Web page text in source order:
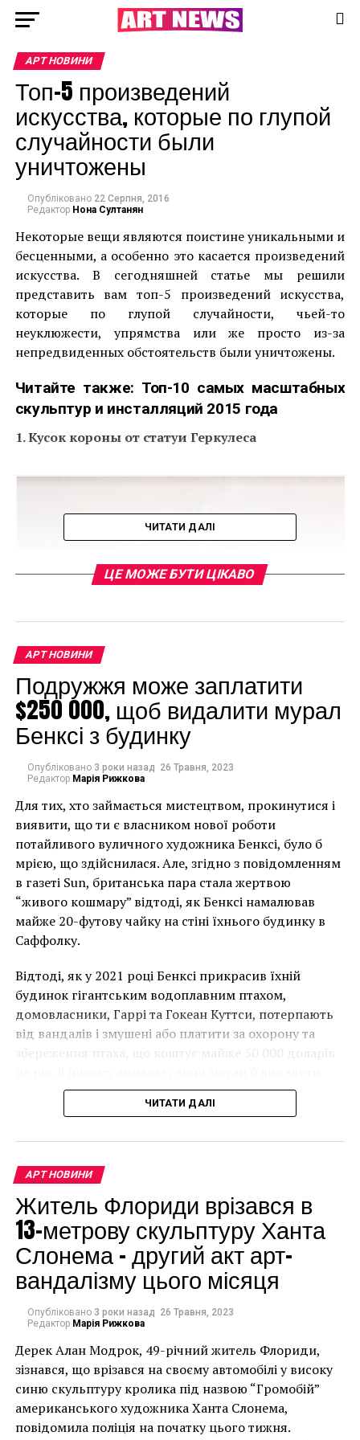
АРТ НОВИНИ
Топ-5 произведений
искусства, которые по глупой
случайности были
уничтожены
Опубліковано 22 Серпня, 2016
Редактор Нона Султанян
Некоторые вещи являются поистине уникальными и
бесценными, а особенно это касается произведений
искусства. В сегодняшней статье мы решили
представить вам топ-5 произведений искусства,
которые по глупой случайности, чьей-то
неуклюжести, упрямства или же просто из-за
непредвиденных обстоятельств были уничтожены.
Читайте также: Топ-10 самых масштабных
скульптур и инсталляций 2015 года
1. Кусок короны от статуи Геркулеса
Римская мифология говорит, что Геркулес был
непобедимым и бесстрашным, но, увы, эти свойства
не передались его скульптурам. Так, двое туристов
во время похода во дворец Лоджия Деи Милити
навредили 300-летней «статуе двух Геркулесов».
Сообщается, что молодые люди просто хотели
сделать селфи, но вместо этого им было
предъявлено обвинение в вандализме.
2. Всеразрушающее селфи с королем
Недавно мы писали о том, что126-летняя статуя
стала жертвой селфи. 24-летний парень решил
удивить друзей оригинальным селфи со статуей
Португалии. Но он даже представить не мог, к чему
это может привести, так как статуя опрокинулась на
Турист сильно испугался и даже попробовал
сбежать, но, к счастью или к сожалению, ему это не
удалось. Пока неизвестно, как и когда будет
восстановлен памятник.
3. И снова селфи…
ЧИТАТИ ДАЛІ
ЦЕ МОЖЕ БУТИ ЦІКАВО
АРТ НОВИНИ
Подружжя може заплатити
$250 000, щоб видалити мурал
Бенксі з будинку
Опубліковано 3 роки назад 26 Травня, 2023
Редактор Марія Рижкова
Для тих, хто займається мистецтвом, прокинутися і
виявити, що ти є власником нової роботи
потайливого вуличного художника Бенксі, було б
мрією, що здійснилася. Але, згідно з повідомленням
в газеті Sun, британська пара стала жертвою
“живого кошмару” відтоді, як Бенксі намалював
майже 20-футову чайку на стіні їхнього будинку в
Саффолку.
Відтоді, як у 2021 році Бенксі прикрасив їхній
будинок гігантським водоплавним птахом,
домовласники, Гаррі та Гокеан Куттси, потерпають
від вандалів і змушені або платити за охорону та
збереження птаха, що коштує майже 50 000 доларів
мурал, що може коштувати до чверті мільйона
доларів.
Чоловік позує під макетом чайки, яка ось-ось
накинеться на упаковку чіпсів – сюжет графіті, що
має ознаки вуличного художника Бенксі, на стіні в
Лоустофті на східному узбережжі Англії 8 серпня 2021
ЧИТАТИ ДАЛІ
АРТ НОВИНИ
Житель Флориди врізався в
13-метрову скульптуру Ханта
Слонема – другий акт арт-
вандалізму цього місяця
Опубліковано 3 роки назад 26 Травня, 2023
Редактор Марія Рижкова
Дерек Алан Модрок, 49-річний житель Флориди,
зізнався, що врізався на своєму автомобілі у високу
синю скульптуру кролика під назвою “Громобій”
американського художника Ханта Слонема,
повідомила поліція на початку цього тижня.